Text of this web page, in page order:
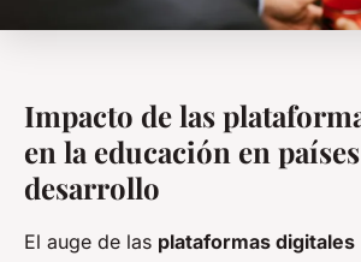
Impacto de las
en la educación en
desarrollo
El auge de las plataformas digitales